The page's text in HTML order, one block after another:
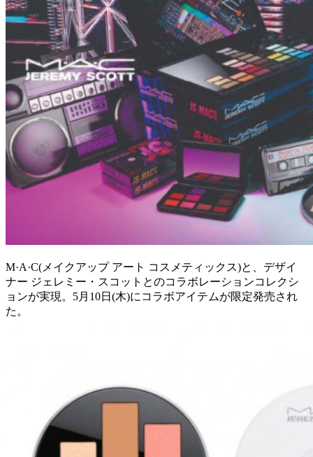
M·A·C(メイクアップ アート コスメティックス)と、デザイ
ナー ジェレミー・スコットとのコラボレーションコレクシ
ョンが実現。5月10日(木)にコラボアイテムが限定発売され
た。